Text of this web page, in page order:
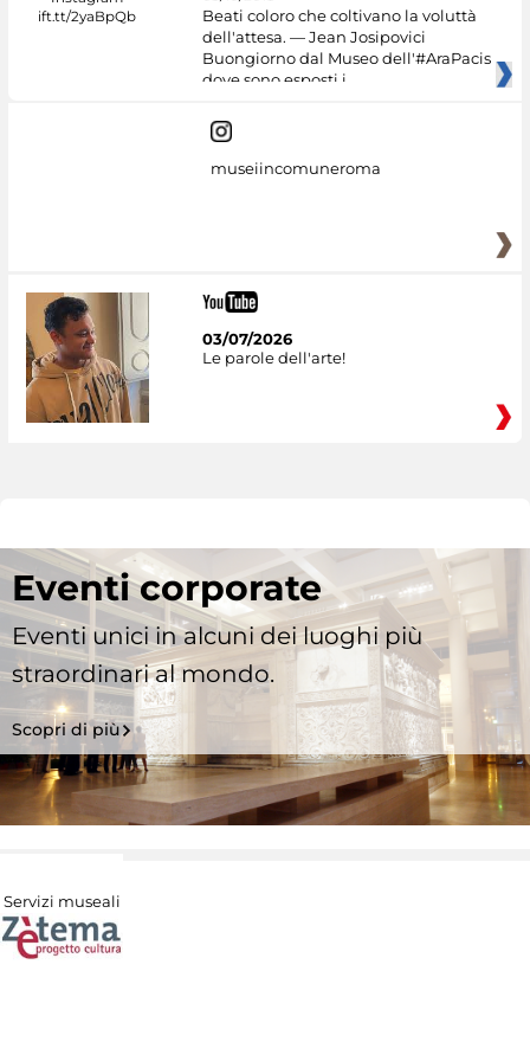
Beati coloro che coltivano la voluttà
dell'attesa. — Jean Josipovici
Buongiorno dal Museo dell'#AraPacis
dove sono esposti i
museiincomuneroma
03/07/2026
Le parole dell'arte!
Eventi corporate
Eventi unici in alcuni dei luoghi più
straordinari al mondo.
Scopri di più
Servizi museali